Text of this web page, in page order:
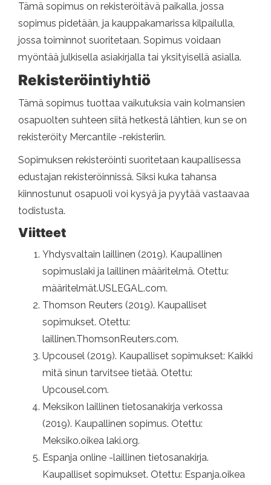
Tämä sopimus on rekisteröitävä paikalla, jossa
sopimus pidetään, ja kauppakamarissa kilpailulla,
jossa toiminnot suoritetaan. Sopimus voidaan
myöntää julkisella asiakirjalla tai yksityisellä asialla.
Rekisteröintiyhtiö
Tämä sopimus tuottaa vaikutuksia vain kolmansien
osapuolten suhteen siitä hetkestä lähtien, kun se on
rekisteröity Mercantile -rekisteriin.
Sopimuksen rekisteröinti suoritetaan kaupallisessa
edustajan rekisteröinnissä. Siksi kuka tahansa
kiinnostunut osapuoli voi kysyä ja pyytää vastaavaa
todistusta.
Viitteet
Yhdysvaltain laillinen (2019). Kaupallinen
sopimuslaki ja laillinen määritelmä. Otettu:
määritelmät.USLEGAL.com.
Thomson Reuters (2019). Kaupalliset
sopimukset. Otettu:
laillinen.ThomsonReuters.com.
Upcousel (2019). Kaupalliset sopimukset: Kaikki
mitä sinun tarvitsee tietää. Otettu:
Upcousel.com.
Meksikon laillinen tietosanakirja verkossa
(2019). Kaupallinen sopimus. Otettu:
Meksiko.oikea laki.org.
Espanja online -laillinen tietosanakirja.
Kaupalliset sopimukset. Otettu: Espanja.oikea